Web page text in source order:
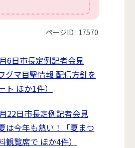
ページID : 17570
6日市長定例記者会見
グマ目撃情報 配信方針を
ト ほか1件）
22日市長定例記者会見
は今年も熱い！「夏まつ
観覧席で ほか4件）